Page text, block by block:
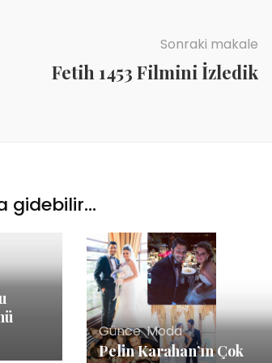
Sonraki makale
Fetih 1453 Filmini İzledik
gidebilir...
Günce,Moda
Pelin Karahan’ın Çok